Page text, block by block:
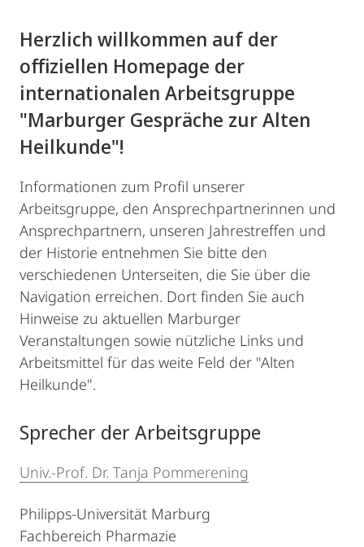
Herzlich willkommen auf der
offiziellen Homepage der
internationalen Arbeitsgruppe
"Marburger Gespräche zur Alten
Heilkunde"!
Informationen zum Profil unserer
Arbeitsgruppe, den Ansprechpartnerinnen und
Ansprechpartnern, unseren Jahrestreffen und
der Historie entnehmen Sie bitte den
verschiedenen Unterseiten, die Sie über die
Navigation erreichen. Dort finden Sie auch
Hinweise zu aktuellen Marburger
Veranstaltungen sowie nützliche Links und
Arbeitsmittel für das weite Feld der "Alten
Heilkunde".
Sprecher der Arbeitsgruppe
Univ.-Prof. Dr. Tanja Pommerening
Philipps-Universität Marburg
Fachbereich Pharmazie